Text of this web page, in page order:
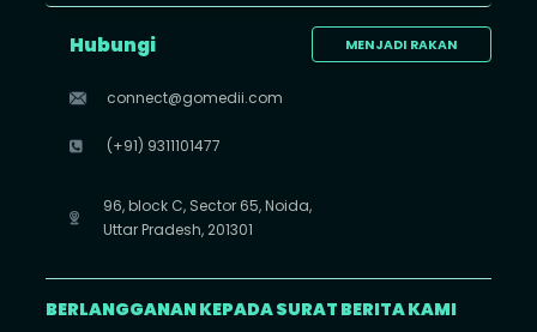
MENJADI RAKAN
Hubungi
connect@gomedii.com
(+91) 9311101477
96, block C, Sector 65, Noida,
Uttar Pradesh, 201301
BERLANGGANAN KEPADA SURAT BERITA KAMI